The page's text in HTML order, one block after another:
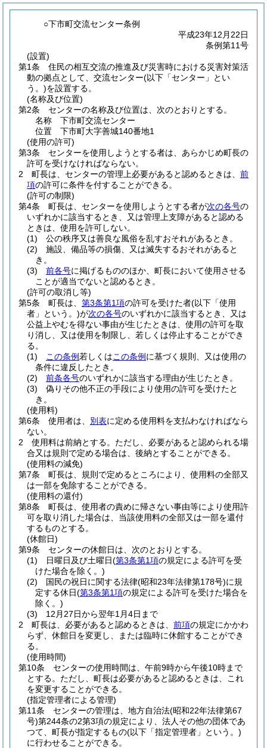
○下市町交流センター条例
平成23年12月22日
条例第11号
(設置)
第1条
住民の相互交流の推進及び災害時における災害対策活
動の拠点として、交流センター(以下「センター」とい
う。)を設置する。
(名称及び位置)
第2条
センターの名称及び位置は、次のとおりとする。
名称 下市町交流センター
位置 下市町大字善城140番地1
(使用の許可)
第3条
センターを使用しようとする者は、あらかじめ町長の
許可を受けなければならない。
2
町長は、センターの管理上必要があると認めるときは、 前
項の許可に条件を付することができる。
(許可の制限)
第4条
町長は、センターを使用しようとする者が次の各号の
いずれかに該当するとき、又は管理上支障があると認める
ときは、使用を許可しない。
(1)
公の秩序又は善良な風俗を乱すおそれがあるとき。
(2)
施設、備品等の損傷、又は滅失するおそれがあると
き。
(3)
前各号に掲げるもののほか、町長において使用させる
ことが適当でないと認めるとき。
(許可の取消し等)
第5条
町長は、 第3条第1項の許可を受けた者(以下「使用
者」という。)が次の各号のいずれかに該当するとき、又は
公益上やむを得ない事由が生じたときは、使用の許可を取
り消し、又は使用を制限し、若しくは停止することができ
る。
(1)
この条例若しくはこの条例 に基づく規則、又は使用の
条件に違反したとき。
(2)
前条各号のいずれかに該当する理由が生じたとき。
(3)
偽りその他不正の手段により使用の許可を受けたと
き。
(使用料)
第6条
使用者は、 別表に定める使用料を支払わなければなら
ない。
2
使用料は前納とする。 ただし、必要があると認められる場
合又は規則で定める場合は、後納とすることができる。
(使用料の減免)
第7条
町長は、規則で定めるところにより、使用料の全部又
は一部を免除することができる。
(使用料の還付)
第8条
町長は、使用者の責めに帰さない事由等により使用許
可を取り消した場合は、当該使用料の全部又は一部を還付
するものとする。
(休館日)
第9条
センターの休館日は、次のとおりとする。
(1)
日曜日及び土曜日(第3条第1項の規定による許可を受
けた場合を除く。)
(2)
国民の祝日に関する法律(昭和23年法律第178号)に規
定する休日(第3条第1項の規定による許可を受けた場合を
除く。)
(3)
12月27日から翌年1月4日まで
2
町長は、必要があると認めるときは、 前項の規定にかかわ
らず、休館日を変更し、または臨時に休館することができ
る。
(使用時間)
第10条
センターの使用時間は、午前9時から午後10時まで
とする。 ただし、町長は必要があると認めるときは、これ
を変更することができる。
(指定管理者による管理)
第11条
センターの管理は、地方自治法(昭和22年法律第67
号)第244条の2第3項の規定により、法人その他の団体であ
つて、町長が指定するもの(以下「指定管理者」という。)
に行わせることができる。